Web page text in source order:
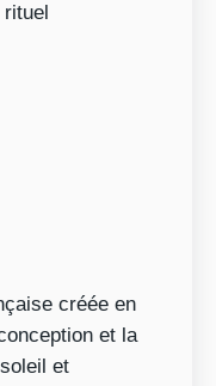
créée en
et la
et